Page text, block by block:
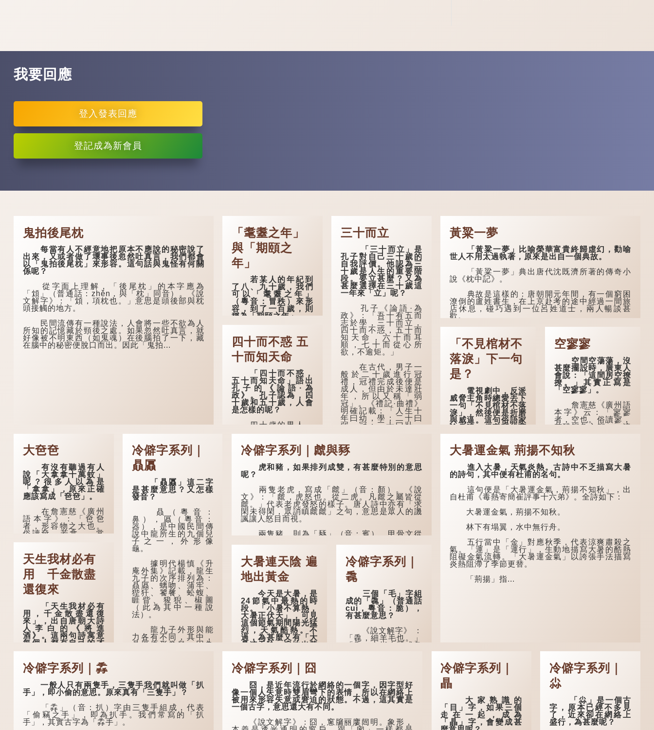
我要回應
登入發表回應
登記成為新會員
鬼拍後尾枕
每當有人不經意地把原本不應說的秘密說了
出來，又或者做了壞事後忽然吐真言，我們都會
以「鬼拍後尾枕」來形容。這句話與鬼怪有何關
係呢？
從字面上理解，「後尾枕」的本字應為
「䪴」（普通話：zhěn，與「枕」同音）。《說
文解字》：「䪴，項枕也。」意思是頭後部與枕
頭接觸的地方。
民間流傳有一種說法，人會將一些不欲為人
所知的記憶藏於頸後之處。如果忽然吐真言，就
好像被不明東西（如鬼魂）在後腦拍了一下，藏
在腦中的秘密便脫口而出。因此「鬼拍...
「耄耋之年」
與「期頤之
年」
若某人的年紀到
了八、九十歲，我們
可以「耄耋之年」
（粵音：冒秩）來形
容，到了一百歲，則
稱為「期頤之年」。
白的老人家，亦含有
思想紊亂的意思；
「耋」更有跌倒的意
思，也是用來形容老
人家的。
曹操《對酒歌》
就曾寫道：「耄耋皆
得以壽終，恩澤廣及
草木昆蟲。」
到了一百歲呢？
那麼就可以稱為
「期頤」。《禮記.曲
禮上》：「百年曰期
頤。」鄭玄註：
「期，猶要也；頤，
養也。不知衣服食
味，孝子要盡養道...
四十而不惑 五
十而知天命
「四十而不惑，
五十而知天命」語出
孔子的《論語·為
政》。孔子認為，四
十歲和五十歲，人會
是怎樣的呢？
四十歲的男人，
理論上應該事業有
庭。經歷了許多人與
事之後，對事物有了
自己的判斷能力，不
會輕易為表象所迷
惑。
孔子在《論語·子
罕》也說：「知者不
惑，仁者不憂，勇者
不懼。」「知」與智
慧的「智」相通，四
足夠智慧，不再對自
三十而立
「三十而立」是
孔子對自己三十歲的
自我評價。他認為三
十歲是人生的重要階
段。要立甚麼？又為
甚麼選擇在三十歲這
一年來「立」呢？
孔子《論語·為
政》：「吾十有五而
志於學，三十而立，
四十而不惑，五十而
知天命，六十而耳
順，七十而從心所
欲，不逾矩。」
在古代，男子一
般於二十歲進行冠
禮，冠禮完成後便是
成人，但由於未達壯
年，所以又稱「弱
冠」。《禮記·曲禮》
明確記載：「人生十
年曰幼，學；二十曰
弱，冠；三十曰壯，
黃粱一夢
「黃粱一夢」比喻榮華富貴終歸虛幻，勸喻
世人不用太過執著，原來是出自一個典故。
「黃粱一夢」典出唐代沈既濟所著的傳奇小
說《枕中記》。
典故是這樣的：唐朝開元年間，有一個窮困
潦倒的盧姓書生，在上京赴考的途中經過一間旅
店休息，碰巧遇到一位呂姓道士，兩人暢談甚
歡。
但一直未能考取功名，仍然貧困，感到十分落
泊。於是，道士拿出一個青瓷枕頭，讓...
「不見棺材不
落淚」下一句
是？
電視劇中，反派
威脅主角時總愛丟下
一句「不見棺材不落
淚」，然後便是折磨
與威逼。這句俗語家
喻戶曉，但它背後藏
着怎樣的故事呢？
「不見棺材不落
淚」的原句，有說法
是「不見棺材不下
淚」或「不見親棺不
下淚」，出自明朝蘭
陵笑笑生所著的《金
瓶梅詞話》第九十八
回。原意是指人未親
眼見到親人棺木，便
不會真正感到悲傷；
後來引申為比喻人執
迷不悟，不到徹底失
敗，便不肯罷休。
許多人對這上半
句耳熟能詳，但它其
實還有下半句——
「不到黃河心不
死」...
空寥寥
空間空蕩蕩，沒
甚麼擺設時，廣東人
會說：「這間房空撩
撩。」其實正寫是
「空寥寥」。
詹憲慈《廣州語
本字》云：「寥寥
者，空也。俗讀寥，
若醋餾魚之餾。」這
《說文》注本中，
「寥」是「廫」的篆
形，解作空渺、空
虛。如《列仙傳·安
期先生》載琊阜老人
故事，以「寥寥安
期，虛質高清」形容
空虛無所事事。
大夿夿
有沒有聽過有人
說「大拿拿十萬蚊」
呢？很多人以為是
「拿拿」，原來正確
應該寫成「夿夿」。
在詹憲慈《廣州
語本字》：「夿夿
者，形容物之大也。
俗讀夿，若拿……常
語有曰『一個銀錢大
「夿」形容大，
「一個銀錢大夿
夿」，就形容金錢數
量之大了。「大夿夿
十萬蚊」，就是說十
不過，「夿」字
本音讀作「巴
（bā）」，因此「大
夿夿」理應讀成「大
巴巴」。問題是，若
天生我材必有
用 千金散盡
還復來
「天生我材必有
用，千金散盡還復
來」，出自唐朝大詩
人李白的《將進
酒》。這兩句詩寓意
每個人都有自己的才
能，必有用處，在失
千金耗盡，也可重
來，是人生低潮時激
勵向上的名句。
原詩寫道：「人
生得意須盡歡，莫使
金樽空對月。天生我
材必有用，千金散盡
還復來。烹羊宰牛且
冷僻字系列｜
贔屭
「贔屭」這二字
是甚麼意思？又怎樣
發音？
贔（粵音：
鼻），屭（粵音：
器），是中國民間傳
說中龍所生的九個兒
子之一，外形像
龜。
據明代楊慎《升
庵外集》記載，龍生
九子的次序排列為：
贔屭、螭吻、蒲牢、
狴犴、饕餮、蚣蝮、
睚眥、狻猊、椒圖
（此為其中一種說
法）。
龍九子外形與能
力各有不同，其中，
贔屭原形像龜，因為
冷僻字系列｜虤與豩
虎和豬，如果排列成雙，有甚麼特別的意思
呢？
兩隻老虎，寫成「虤」（音：顏）。《說
文》：「虤，虎怒也。從二虎。凡虤之屬皆從
虤。」代表老虎發怒的樣子。唐人詩中亦有「求
閑未得閑，眾誚瞋虤虤」之句，意思是眾人的譏
諷讓人怒目而視。
兩隻豬，則為「豩」（音：賓）。甲骨文從
大暑連天陰 遍
地出黃金
今天是大暑，是
24節氣中最熱的時
段。「小暑不算熱，
大暑正伏天」，可見
這個節氣期間陽光猛
烈，天氣酷熱。不
過，為甚麼又有「大
暑連天陰，遍地出黃
金」的說法？
古人早已留意到
大暑期間的氣候規
律。《逸周書·時訓
解》記載：「大暑之
日，腐草化為螢。又
五日，土潤溽暑。又
五日，大雨時行。」
意思是說，大暑時節
螢火蟲出生，土地濕
冷僻字系列｜
毳
三個「毛」字組
成的「毳」（普通話
cuì，粵音：脆），
有甚麼意思？
《說文解字》 ：
「毳，細羊毛也。」
「毳」本指人體或鳥
手臂等部位生長的細
毛，也叫「毳」，又
叫「寒毛」、「汗
毛」。
醫學上，「毳
毛」是一個專有名
大暑運金氣 荊揚不知秋
進入大暑，天氣炎熱。古詩中不乏描寫大暑
的詩句，其中便有杜甫的名句。
這句便是「大暑運金氣，荊揚不知秋」，出
自杜甫《毒熱寄簡崔評事十六弟》。全詩如下：
大暑運金氣，荊揚不知秋。
林下有塌翼，水中無行舟。
五行當中「金」對應秋季，代表涼爽肅殺之
氣。「運」是「運行」，生動地描寫大暑的酷熱
阻礙金氣流轉。「大暑運金氣」以誇張手法描寫
炎熱阻滯了季節更替。
「荊揚」指...
冷僻字系列｜掱
一般人只有兩隻手，三隻手我們就叫做「扒
手」，即小偷的意思。原來真有「三隻手」？
「掱」（音：扒）字由三隻手組成，代表
「偷竊之手」，即為扒手。我們常寫的「扒
手」，其實古字為「掱手」。
冷僻字系列｜囧
囧，是近年流行於網絡的一個字，因字型好
像一個人失意時雙眉彎下的表情，所以在網絡上
被用來形容失意或窘迫的狀態。不過，這其實是
一個古字，意思還大有不同。
《說文解字》：囧，窻牖丽廔闿明。象形，
冷僻字系列｜
瞐
大家熟識的
「目」字，如果三個
走在一起，成為
「瞐」字，會變成甚
冷僻字系列｜
尛
「尛」是一個古
字，原本已經不多見
了，近來卻在網絡上
盛行，為甚麼呢？